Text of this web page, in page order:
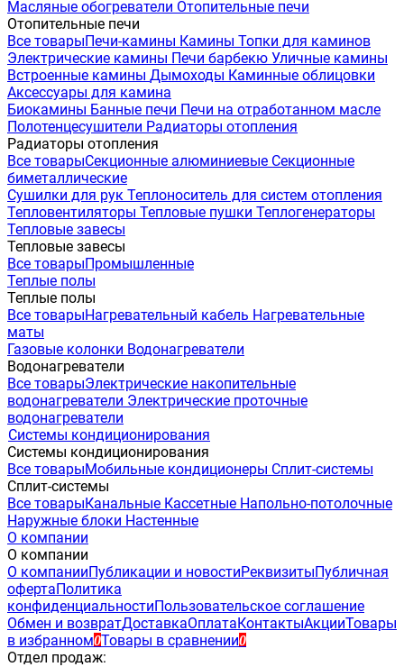
Масляные обогреватели Отопительные печи
Отопительные печи
Все товарыПечи-камины Камины Топки для каминов
Электрические камины Печи барбекю Уличные камины
Встроенные камины Дымоходы Каминные облицовки
Аксессуары для камина
Биокамины Банные печи Печи на отработанном масле
Полотенцесушители Радиаторы отопления
Радиаторы отопления
Все товарыСекционные алюминиевые Секционные
биметаллические
Сушилки для рук Теплоноситель для систем отопления
Тепловентиляторы Тепловые пушки Теплогенераторы
Тепловые завесы
Тепловые завесы
Все товарыПромышленные
Теплые полы
Теплые полы
Все товарыНагревательный кабель Нагревательные
маты
Газовые колонки Водонагреватели
Водонагреватели
Все товарыЭлектрические накопительные
водонагреватели Электрические проточные
водонагреватели
Системы кондиционирования
Системы кондиционирования
Все товарыМобильные кондиционеры Сплит-системы
Сплит-системы
Все товарыКанальные Кассетные Напольно-потолочные
Наружные блоки Настенные
О компании
О компании
О компанииПубликации и новостиРеквизитыПубличная
офертаПолитика
конфиденциальностиПользовательское соглашение
Обмен и возвратДоставкаОплатаКонтактыАкцииТовары
в избранном0Товары в сравнении0
Отдел продаж: